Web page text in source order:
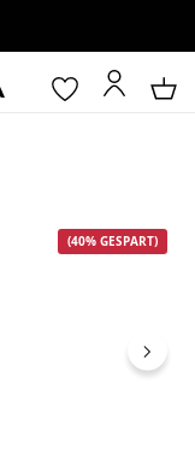
(40% GESPART)